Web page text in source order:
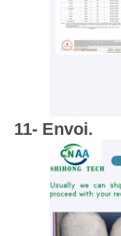
11- Envoi.